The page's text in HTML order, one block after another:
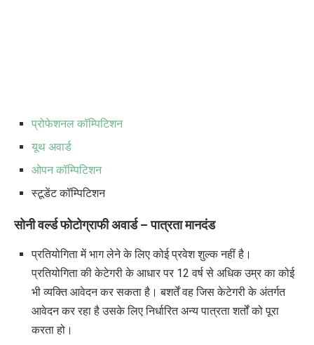
प्रोफेशनल कॉम्पिटिशन
यूथ अवार्ड
ओपन कॉम्पिटिशन
स्टूडेंट कॉम्पिटिशन
सोनी वर्ल्ड फोटोग्राफी अवार्ड–पात्रता मानदंड
प्रतियोगिता में भाग लेने के लिए कोई प्रवेश शुल्क नहीं है।
प्रतियोगिता की केटेगरी के आधार पर 12 वर्ष से अधिक उम्र का कोई
भी व्यक्ति आवेदन कर सकता है। बशर्तें वह जिस केटेगरी के अंतर्गत
आवेदन कर रहा है उसके लिए निर्धारित अन्य पात्रता शर्तों को पूरा
करता हो।